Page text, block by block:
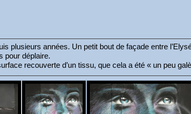
plusieurs années. Un petit bout de façade entre
pour déplaire.
recouverte d’un tissu, que cela a été « un peu